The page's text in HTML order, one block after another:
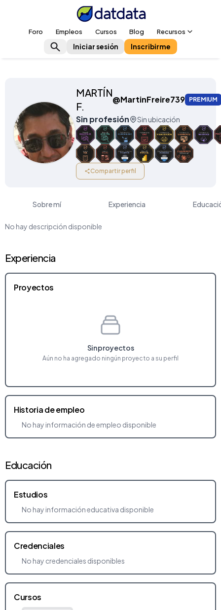
Foro Empleos Cursos Blog Recursos
Iniciar sesión Inscribirme
MARTÍN
F.
@MartinFreire739 PREMIUM
Sin profesión Sin ubicación
Compartir perfil
Sobre mí Experiencia
No hay descripción disponible
Experiencia
Proyectos
Sin proyectos
Aún no ha agregado ningún proyecto a su perfil
Historia de empleo
No hay información de empleo disponible
Educación
Estudios
No hay información educativa disponible
Credenciales
No hay credenciales disponibles
Cursos